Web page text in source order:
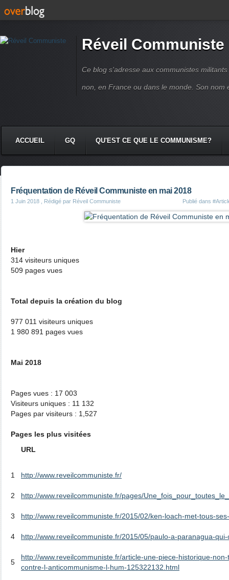
Réveil Communiste
Ce blog s'adresse aux communistes
non, en France ou dans le monde. Son nom
ACCUEIL GQ QU'EST CE QUE LE COMMUNISME?
Fréquentation de Réveil Communiste en mai 2018
1 Juin 2018 , Rédigé par Réveil Communiste Publié dans
Hier
314 visiteurs uniques
509 pages vues
Total depuis la création du blog
977 011 visiteurs uniques
1 980 891 pages vues
Mai 2018
Pages vues : 17 003
Visiteurs uniques : 11 132
Pages par visiteurs : 1,527
Pages les plus visitées
URL
1 http://www.reveilcommuniste.fr/
2 http://www.reveilcommuniste.fr/pages/
3 http://www.reveilcommuniste.fr/2015/02/ken-loach-met-tous-
4 http://www.reveilcommuniste.fr/2015/05/paulo-a-paranagua-
5
http://www.reveilcommuniste.fr/article-une-piece-historique-
contre-l-anticommunisme-l-hum-125322132.html